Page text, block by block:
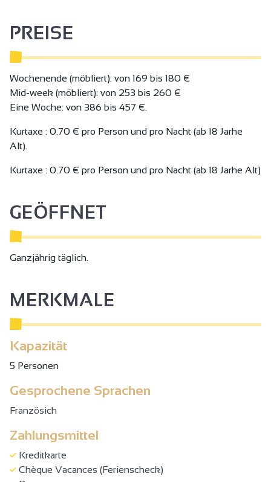
PREISE
Wochenende (möbliert): von 169 bis 180 €
Mid-week (möbliert): von 253 bis 260 €
Eine Woche: von 386 bis 457 €.
Kurtaxe : 0.70 € pro Person und pro Nacht (ab 18 Jarhe
Alt).
Kurtaxe : 0.70 € pro Person und pro Nacht (ab 18 Jarhe Alt)
GEÖFFNET
Ganzjährig täglich.
MERKMALE
Kapazität
5 Personen
Gesprochene Sprachen
Französich
Zahlungsmittel
Kreditkarte
Chèque Vacances (Ferienscheck)